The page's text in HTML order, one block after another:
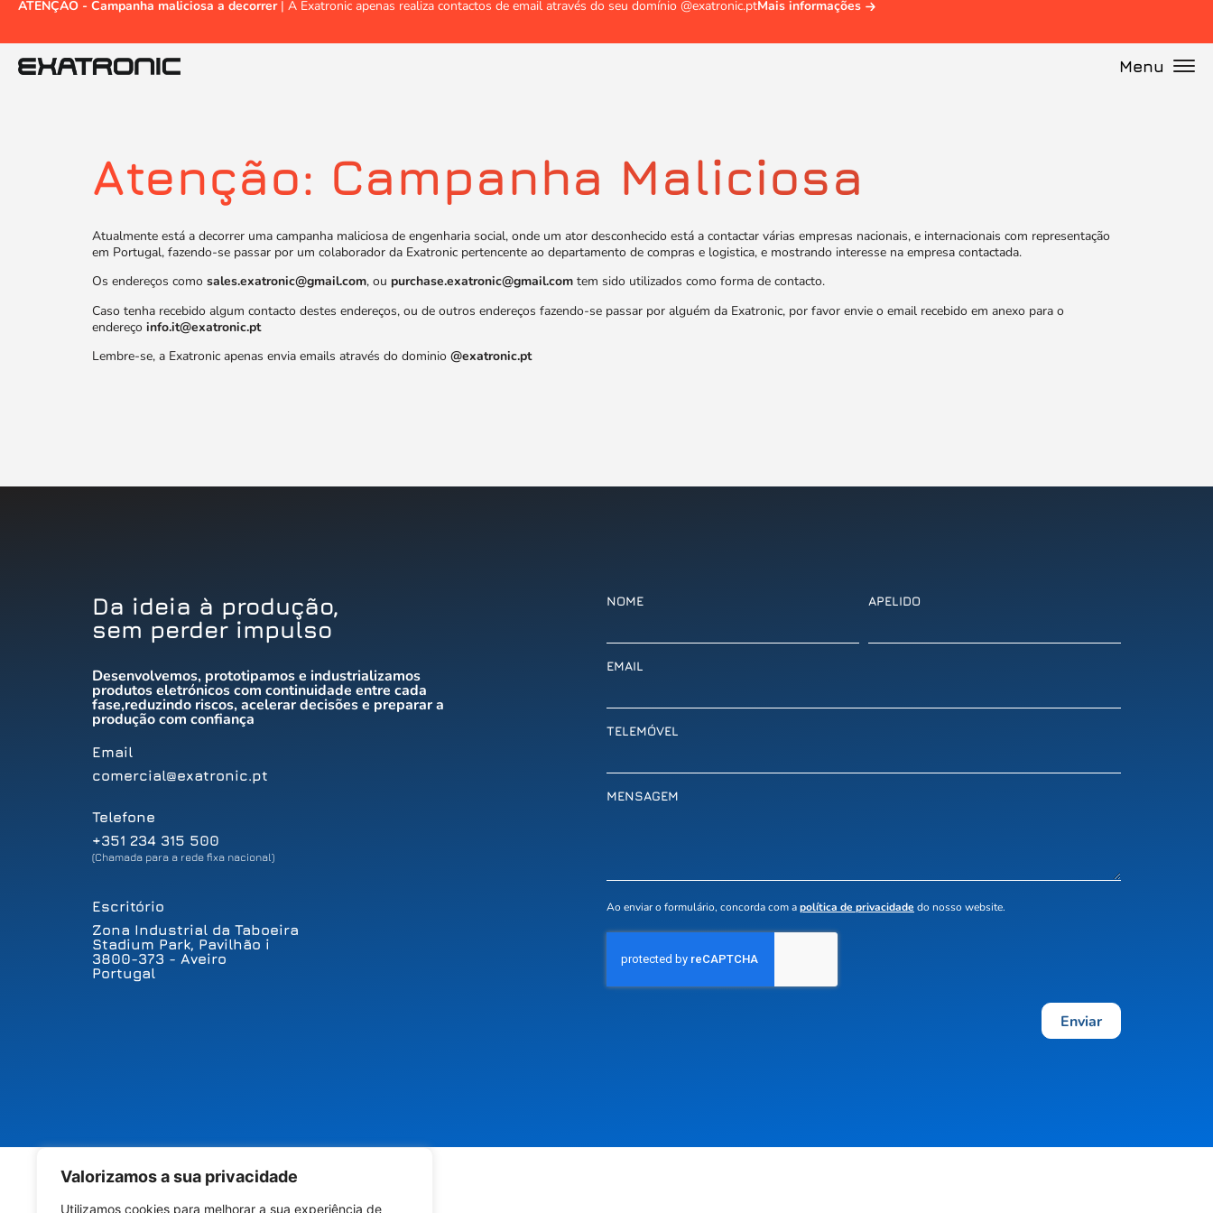
Valorizamos a sua privacidade
Utilizamos cookies para melhorar a sua experiência de
ATENÇÃO - Campanha maliciosa a decorrer| A Exatronic apenas realiza contactos de email através do seu domínio @exatronic.ptMais informações
Menu
Atenção: Campanha Maliciosa
Atualmente está a decorrer uma campanha maliciosa de engenharia social, onde um ator desconhecido está a contactar várias empresas nacionais, e internacionais com representação
em Portugal, fazendo-se passar por um colaborador da Exatronic pertencente ao departamento de compras e logistica, e mostrando interesse na empresa contactada.
Os endereços como sales.exatronic@gmail.com, ou purchase.exatronic@gmail.com tem sido utilizados como forma de contacto.
Caso tenha recebido algum contacto destes endereços, ou de outros endereços fazendo-se passar por alguém da Exatronic, por favor envie o email recebido em anexo para o
endereço info.it@exatronic.pt
Lembre-se, a Exatronic apenas envia emails através do dominio @exatronic.pt
Da ideia à produção,
sem perder impulso
Desenvolvemos, prototipamos e industrializamos
produtos eletrónicos com continuidade entre cada
fase,reduzindo riscos, acelerar decisões e preparar a
produção com confiança
Email
comercial@exatronic.pt
Telefone
+351 234 315 500
(Chamada para a rede fixa nacional)
Escritório
Zona Industrial da Taboeira
Stadium Park, Pavilhão i
3800-373 - Aveiro
Portugal
NOME APELIDO
EMAIL
TELEMÓVEL
MENSAGEM
Ao enviar o formulário, concorda com apolítica de privacidade do nosso website.
Enviar
Líderes natos
em Soluções